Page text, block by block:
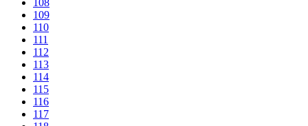
108
109
110
111
112
113
114
115
116
117